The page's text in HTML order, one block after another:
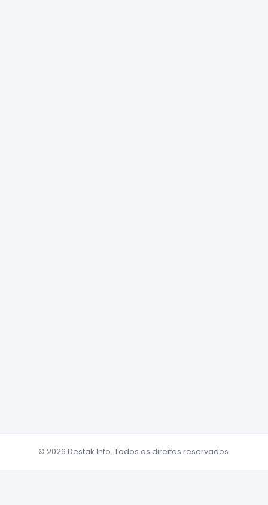
© 2026 Destak Info. Todos os direitos reservados.